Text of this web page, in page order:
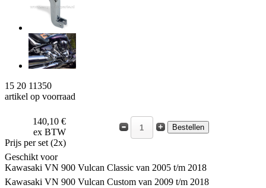
15 20 11350
artikel op voorraad
140,10 €
ex BTW
Prijs per set (2x)
Geschikt voor
Kawasaki VN 900 Vulcan Classic van 2005 t/m 2018
Kawasaki VN 900 Vulcan Custom van 2009 t/m 2018